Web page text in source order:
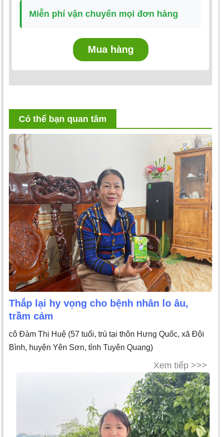
Miễn phí vận chuyển mọi đơn hàng
Mua hàng
Có thể bạn quan tâm
Thắp lại hy vọng cho bệnh nhân lo âu,
trầm cảm
cô Đàm Thị Huệ (57 tuổi, trú tại thôn Hưng Quốc, xã Đội
Bình, huyện Yên Sơn, tỉnh Tuyên Quang)
Xem tiếp >>>